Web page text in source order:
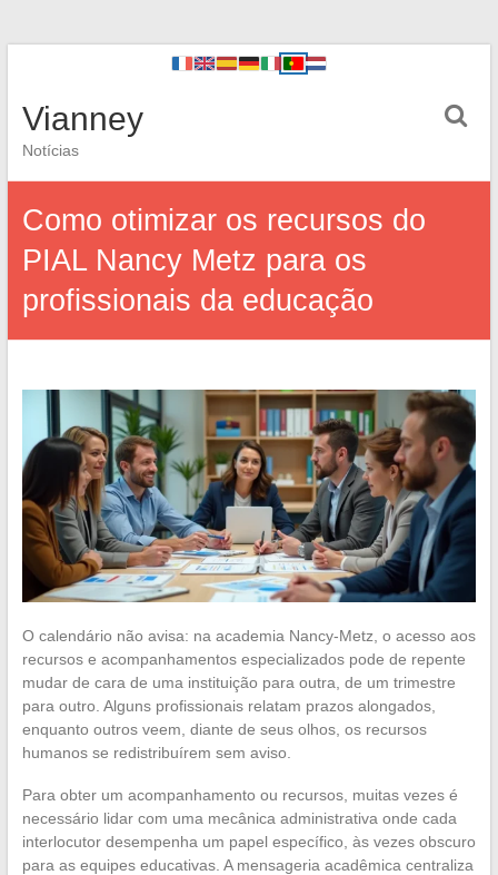
Vianney
Notícias
Como otimizar os recursos do
PIAL Nancy Metz para os
profissionais da educação
O calendário não avisa: na academia Nancy-Metz, o acesso aos
recursos e acompanhamentos especializados pode de repente
mudar de cara de uma instituição para outra, de um trimestre
para outro. Alguns profissionais relatam prazos alongados,
enquanto outros veem, diante de seus olhos, os recursos
humanos se redistribuírem sem aviso.
Para obter um acompanhamento ou recursos, muitas vezes é
necessário lidar com uma mecânica administrativa onde cada
interlocutor desempenha um papel específico, às vezes obscuro
para as equipes educativas. A mensageria acadêmica centraliza